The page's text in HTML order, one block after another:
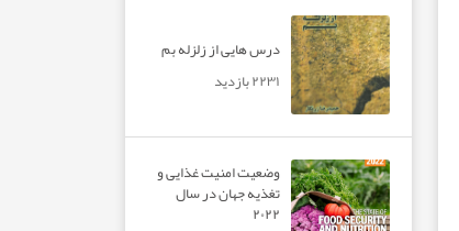
درس هایی از زلزله بم
۲۲۳۱ بازدید
وضعیت امنیت غذایی و
تغذیه جهان در سال
۲۰۲۲